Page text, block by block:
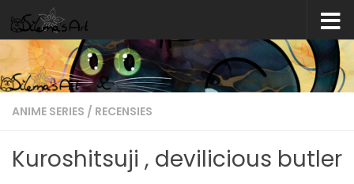
Skip to content
ANIME SERIES / RECENSIES
Kuroshitsuji , devilicious butler